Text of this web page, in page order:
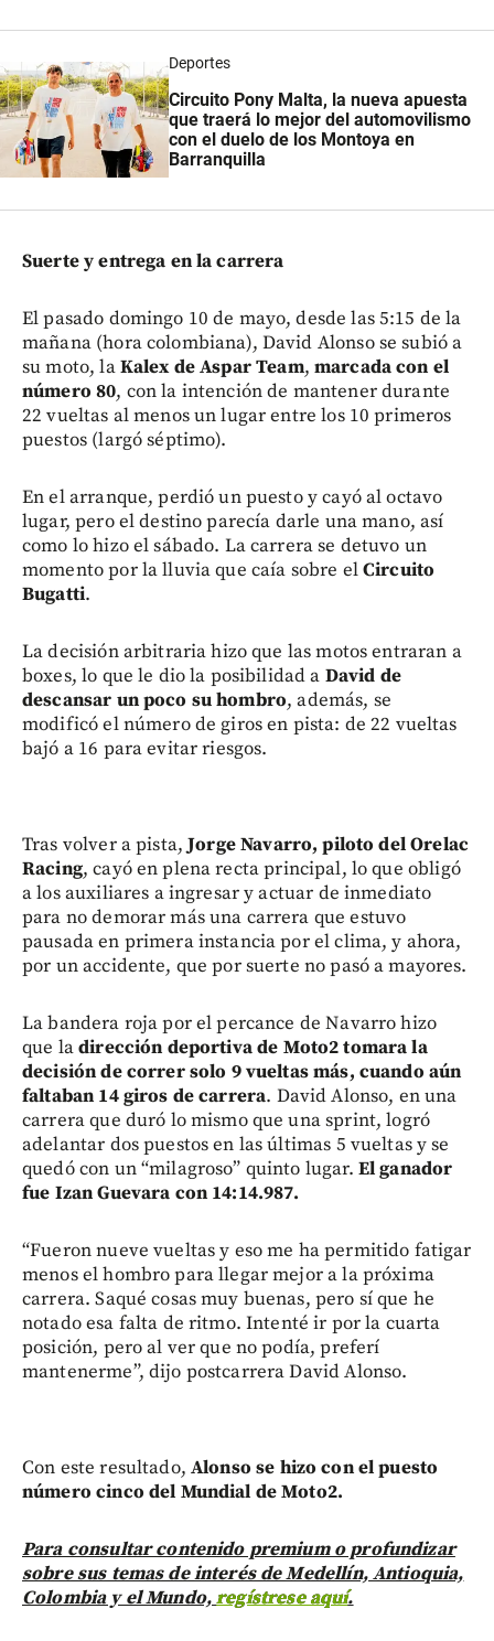
Deportes
Circuito Pony Malta, la nueva apuesta
que traerá lo mejor del automovilismo
con el duelo de los Montoya en
Barranquilla
Suerte y entrega en la carrera
El pasado domingo 10 de mayo, desde las 5:15 de la
mañana (hora colombiana), David Alonso se subió a
su moto, laKalex de Aspar Team, marcada con el
número 80, con la intención de mantener durante
22 vueltas al menos un lugar entre los 10 primeros
puestos (largó séptimo).
En el arranque, perdió un puesto y cayó al octavo
lugar, pero el destino parecía darle una mano, así
como lo hizo el sábado. La carrera se detuvo un
momento por la lluvia que caía sobre elCircuito
Bugatti.
La decisión arbitraria hizo que las motos entraran a
boxes, lo que le dio la posibilidad a David de
descansar un poco su hombro, además, se
modificó el número de giros en pista: de 22 vueltas
bajó a 16 para evitar riesgos.
Tras volver a pista,Jorge Navarro, piloto del Orelac
Racing, cayó en plena recta principal, lo que obligó
a los auxiliares a ingresar y actuar de inmediato
para no demorar más una carrera que estuvo
pausada en primera instancia por el clima, y ahora,
por un accidente, que por suerte no pasó a mayores.
La bandera roja por el percance de Navarro hizo
que ladirección deportiva de Moto2 tomara la
decisión de correr solo 9 vueltas más, cuando aún
faltaban 14 giros de carrera. David Alonso, en una
carrera que duró lo mismo que una sprint, logró
adelantar dos puestos en las últimas 5 vueltas y se
quedó con un “milagroso” quinto lugar. El ganador
fue Izan Guevara con 14:14.987.
“Fueron nueve vueltas y eso me ha permitido fatigar
menos el hombro para llegar mejor a la próxima
carrera. Saqué cosas muy buenas, pero sí que he
notado esa falta de ritmo. Intenté ir por la cuarta
posición, pero al ver que no podía, preferí
mantenerme”, dijo postcarrera David Alonso.
Con este resultado, Alonso se hizo con el puesto
número cinco del Mundial de Moto2.
Para consultar contenido premium o profundizar
sobre sus temas de interés de Medellín, Antioquia,
Colombia y el Mundo,regístrese aquí.